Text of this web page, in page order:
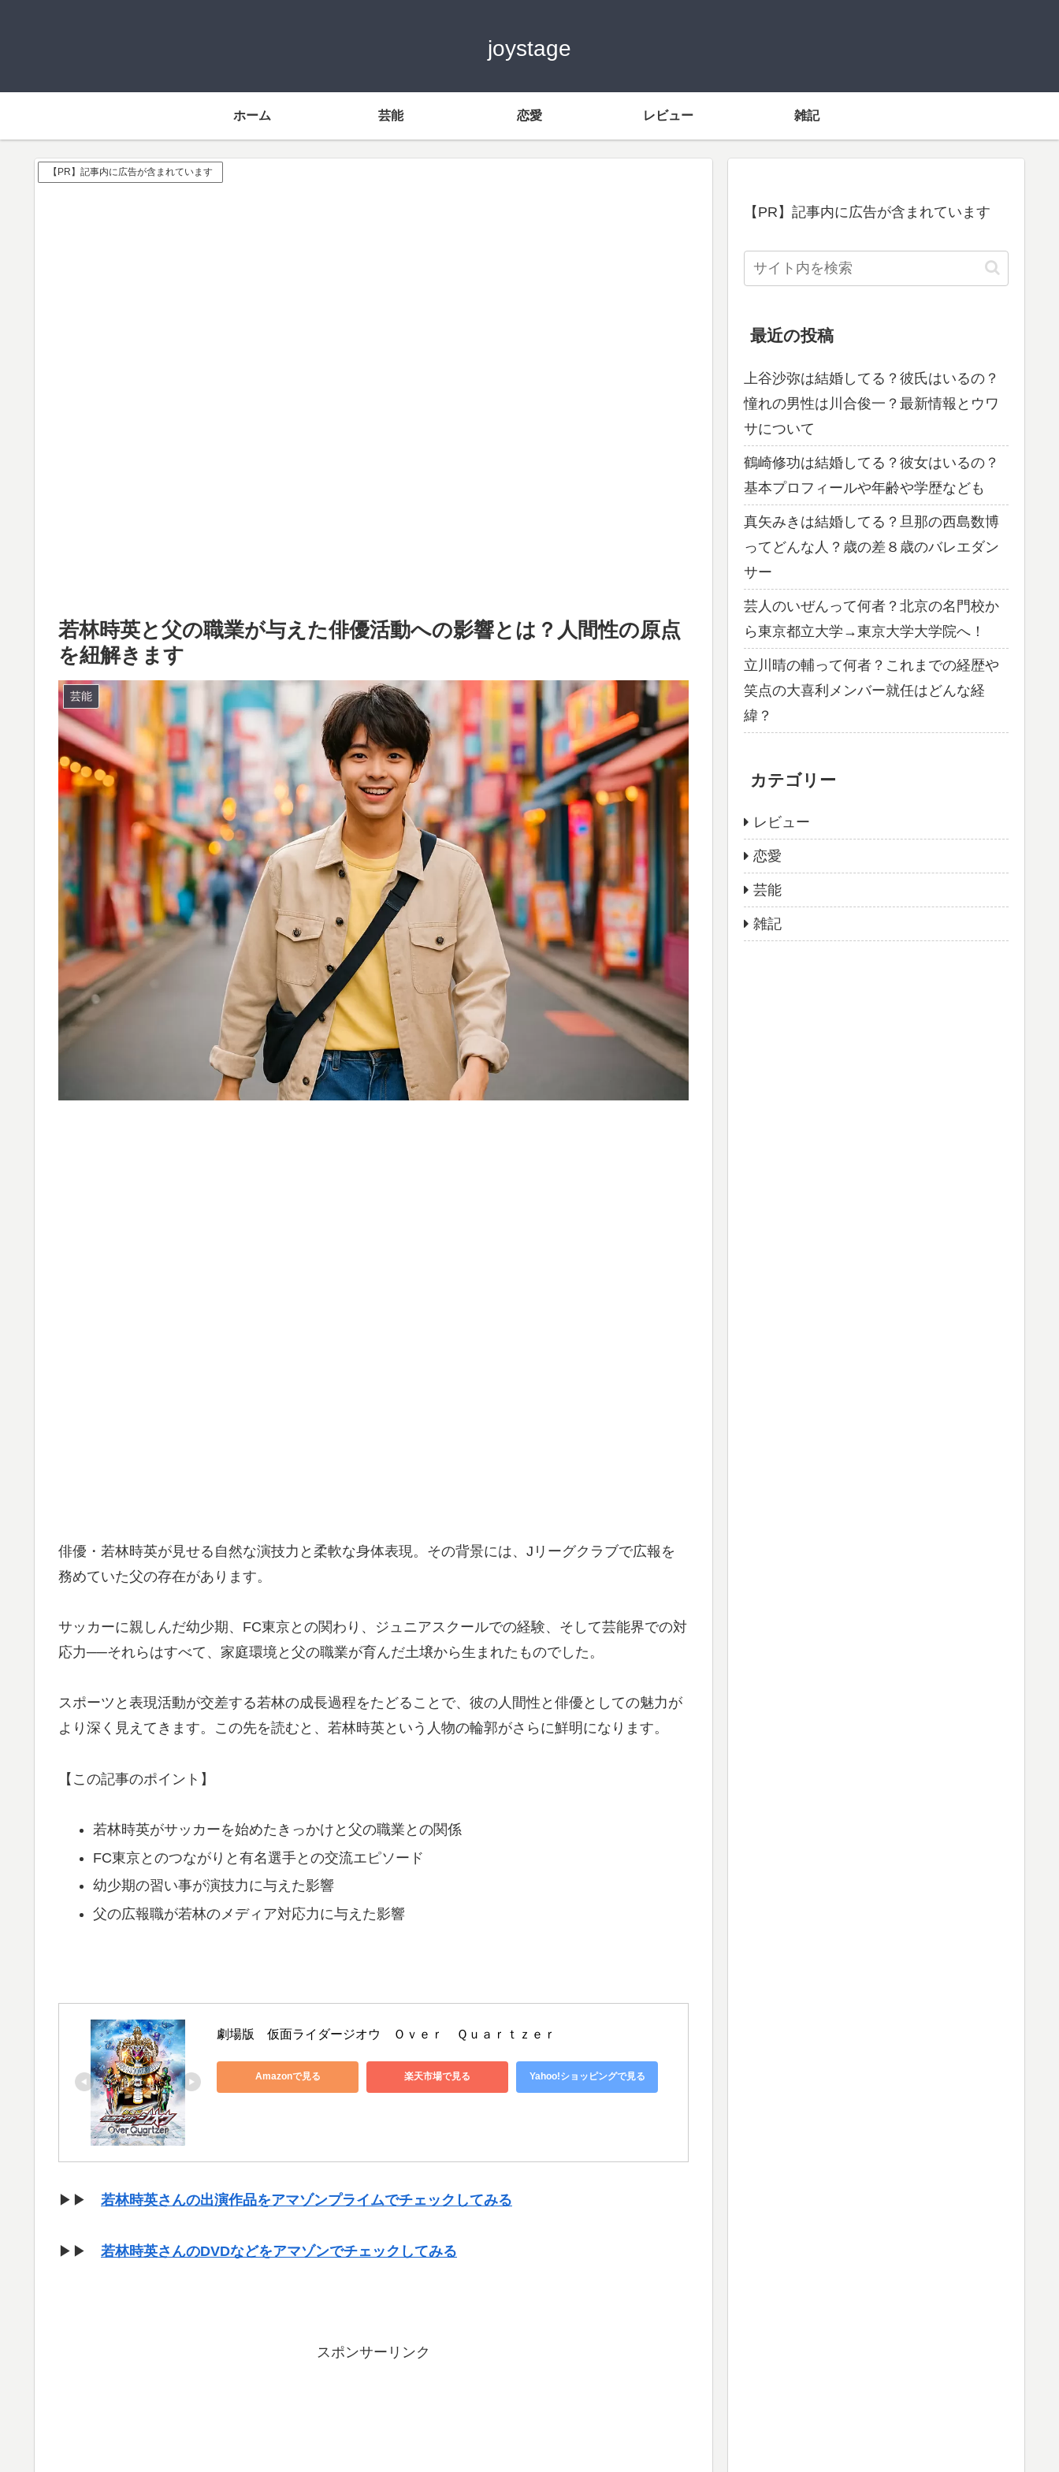
joystage
ホーム 芸能 恋愛 レビュー 雑記
【PR】記事内に広告が含まれています
若林時英と父の職業が与えた俳優活動への影響とは？人間性の原点
を紐解きます
芸能
俳優・若林時英が見せる自然な演技力と柔軟な身体表現。その背景には、Jリーグクラブで広報を
務めていた父の存在があります。
サッカーに親しんだ幼少期、FC東京との関わり、ジュニアスクールでの経験、そして芸能界での対
応力──それらはすべて、家庭環境と父の職業が育んだ土壌から生まれたものでした。
スポーツと表現活動が交差する若林の成長過程をたどることで、彼の人間性と俳優としての魅力が
より深く見えてきます。この先を読むと、若林時英という人物の輪郭がさらに鮮明になります。
【この記事のポイント】
若林時英がサッカーを始めたきっかけと父の職業との関係
FC東京とのつながりと有名選手との交流エピソード
幼少期の習い事が演技力に与えた影響
父の広報職が若林のメディア対応力に与えた影響
劇場版　仮面ライダージオウ　Ｏｖｅｒ　Ｑｕａｒｔｚｅｒ
Amazonで見る 楽天市場で見る Yahoo!ショッピングで見る
▶▶ 若林時英さんの出演作品をアマゾンプライムでチェックしてみる
▶▶ 若林時英さんのDVDなどをアマゾンでチェックしてみる
スポンサーリンク
【PR】記事内に広告が含まれています
最近の投稿
上谷沙弥は結婚してる？彼氏はいるの？
憧れの男性は川合俊一？最新情報とウワ
サについて
鶴崎修功は結婚してる？彼女はいるの？
基本プロフィールや年齢や学歴なども
真矢みきは結婚してる？旦那の西島数博
ってどんな人？歳の差８歳のバレエダン
サー
芸人のいぜんって何者？北京の名門校か
ら東京都立大学→東京大学大学院へ！
立川晴の輔って何者？これまでの経歴や
笑点の大喜利メンバー就任はどんな経
緯？
カテゴリー
レビュー
恋愛
芸能
雑記